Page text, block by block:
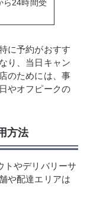
ら24時間受
に予約がおすす
り、当日キャン
のためには、事
やオフピークの
方法
トやデリバリーサ
や配達エリアは